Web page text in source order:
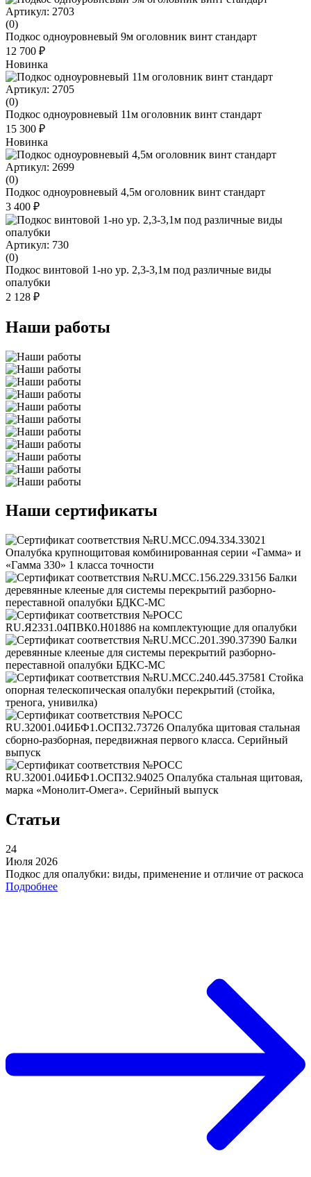
Артикул: 2703
(0)
Подкос одноуровневый 9м оголовник винт стандарт
12 700 ₽
Новинка
Артикул: 2705
(0)
Подкос одноуровневый 11м оголовник винт стандарт
15 300 ₽
Новинка
Артикул: 2699
(0)
Подкос одноуровневый 4,5м оголовник винт стандарт
3 400 ₽
Артикул: 730
(0)
Подкос винтовой 1-но ур. 2,3-3,1м под различные виды
опалубки
2 128 ₽
Наши работы
Наши сертификаты
Статьи
24
Июля 2026
Подкос для опалубки: виды, применение и отличие от раскоса
Подробнее